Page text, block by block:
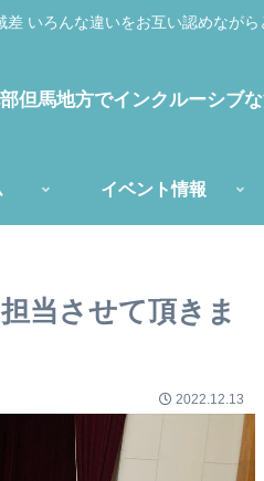
いろんな違いをお互い認めながら
但馬地方でインクルーシブな
イベント情報
当させて頂きま
2022.12.13